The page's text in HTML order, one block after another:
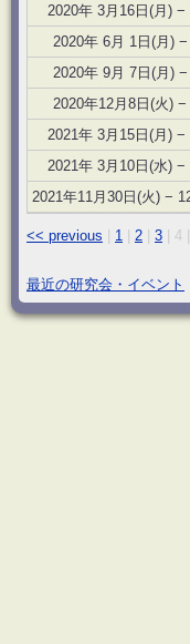
2020年 3月16日(月) −
2020年 6月 1日(月)
2020年 9月 7日(月)
2020年12月8日(火)
2021年 3月15日(月) −
2021年 3月10日(水) −
2021年11月30日(火) −
<< previous 1 2 3 4
最近の研究会・イベント